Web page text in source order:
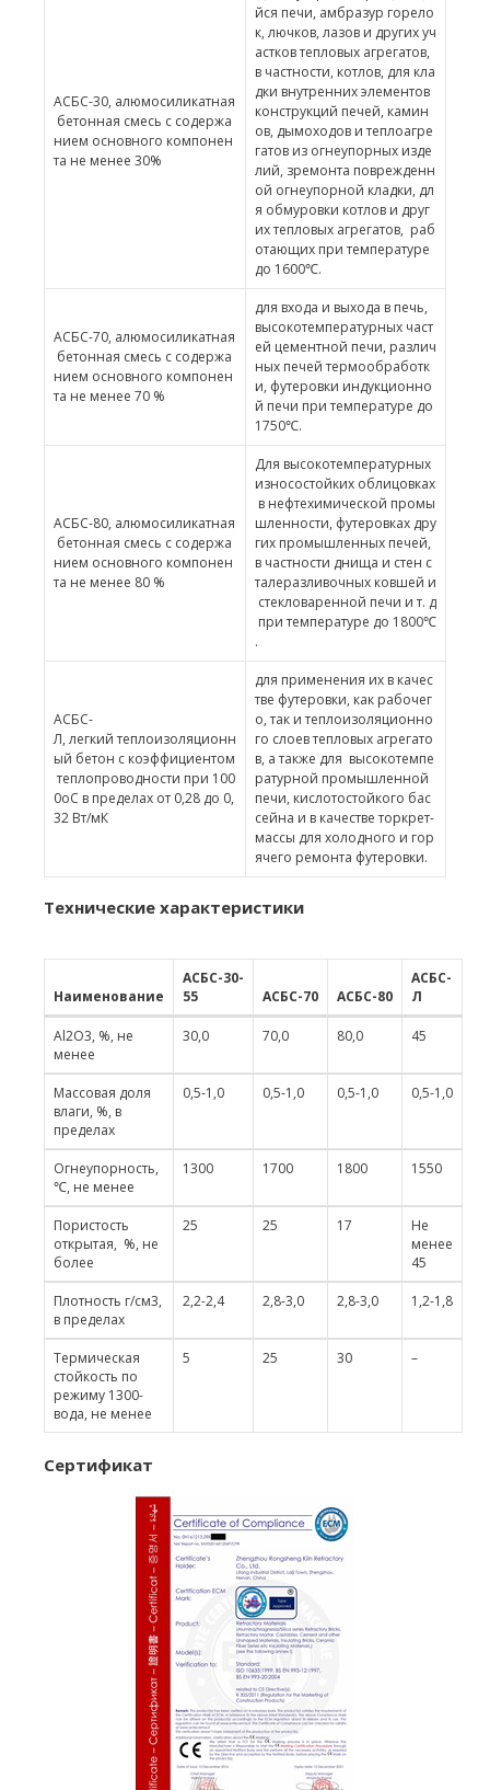
АСБС-30, алюмосиликатная
бетонная смесь с содержа
нием основного компонен
та не менее 30%
йся печи, амбразур горело
к, лючков, лазов и других уч
астков тепловых агрегатов,
в частности, котлов, для кла
дки внутренних элементов
конструкций печей, камин
ов, дымоходов и теплоагре
гатов из огнеупорных изде
лий, зремонта поврежденн
ой огнеупорной кладки, дл
я обмуровки котлов и друг
их тепловых агрегатов, раб
отающих при температуре
до 1600℃.
АСБС-70, алюмосиликатная
бетонная смесь с содержа
нием основного компонен
та не менее 70 %
для входа и выхода в печь,
высокотемпературных част
ей цементной печи, различ
ных печей термообработк
и, футеровки индукционно
й печи при температуре до
1750℃.
АСБС-80, алюмосиликатная
бетонная смесь с содержа
нием основного компонен
та не менее 80 %
Для высокотемпературных
износостойких облицовках
в нефтехимической промы
шленности, футеровках дру
гих промышленных печей,
в частности днища и стен с
талеразливочных ковшей и
стекловаренной печи и т. д
при температуре до 1800℃
.
АСБС-
Л, легкий теплоизоляционн
ый бетон с коэффициентом
теплопроводности при 100
0оС в пределах от 0,28 до 0,
32 Вт/мК
для применения их в качес
тве футеровки, как рабочег
о, так и теплоизоляционно
го слоев тепловых агрегато
в, а также для высокотемпе
ратурной промышленной
печи, кислотостойкого бас
сейна и в качестве торкрет-
массы для холодного и гор
ячего ремонта футеровки.
Технические характеристики
Наименование
АСБС-30-
55
АСБС-70 АСБС-80
АСБС-
Л
Al2O3, %, не
менее
30,0 70,0 80,0 45
Массовая доля
влаги, %, в
пределах
0,5-1,0 0,5-1,0 0,5-1,0 0,5-1,0
Огнеупорность,
℃, не менее
1300 1700 1800 1550
Пористость
открытая, %, не
более
25 25 17
Не
менее
45
Плотность г/см3,
в пределах
2,2-2,4 2,8-3,0 2,8-3,0 1,2-1,8
Термическая
стойкость по
режиму 1300-
вода, не менее
5 25 30 –
Сертификат